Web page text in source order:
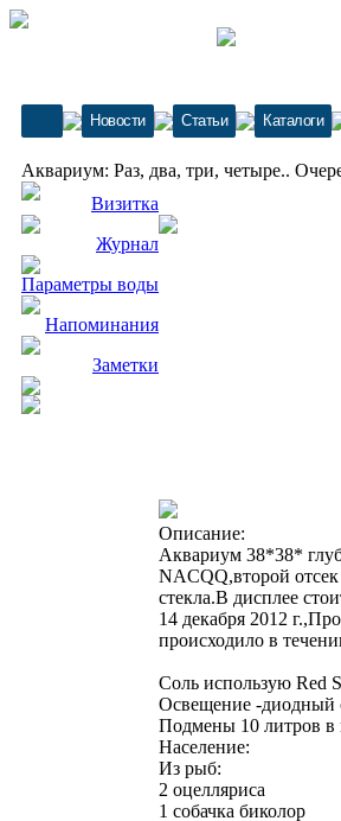
Новости Статьи Каталоги
Аквариум: Раз, два, три, четыре..
Визитка
Журнал
Параметры воды
Напоминания
Заметки
Описание:
Аквариум 38*38*
NACQQ,второй
стекла.В дисплее
14 декабря 2012
происходило в
Соль использую Red
Освещение -диодный
Подмены 10 литров в
Население:
Из рыб:
2 оцелляриса
1 собачка биколор